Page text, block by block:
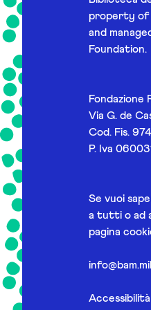
property of
and
Foundation.
Fondazione
Via G. de
Cod. Fis.
P. Iva
Se vuoi
a tutti o ad
pagina
Accessibilità